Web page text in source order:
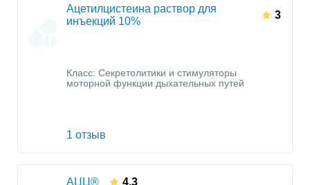
Ацетилцистеина раствор для
инъекций 10%
3
Класс: Секретолитики и стимуляторы
моторной функции дыхательных путей
1 отзыв
АЦЦ® 4.3